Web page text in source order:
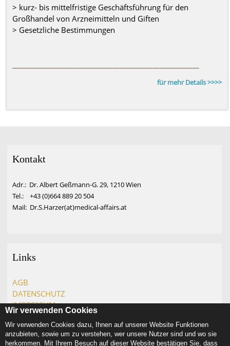
> kurz- bis mittelfristige Geschäftsführung für den
Großhandel von Arzneimitteln und Giften
> Gesetzliche Bestimmungen
––––––––––––––––––––––––––––
für mehr Details >>>>
Kontakt
Adr.: Dr. Albert Geßmann-G. 29, 1210 Wien
Tel.: +43 (0)664 889 20 504
Mail: Dr.S.Harzer(at)medical-affairs.at
Links
AGB
DATENSCHUTZ
IMPRESSUM
Wir verwenden Cookies
Wir verwenden Cookies dazu, Ihnen auf unserer Website Funktionen
anzubieten, sowie um zu verstehen, wer unsere Nutzer sind und wo sie
herkommen. Mit Ihrem Besuch auf dieser Website bestätigen Sie, dass